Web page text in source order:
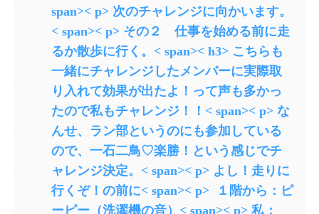
span>< p> 次のチャレンジに向かいます。
< span>< p> その２ 仕事を始める前に走
るか散歩に行く。< span>< h3> こちらも
一緒にチャレンジしたメンバーに実際取
り入れて効果が出たよ！って声も多かっ
たので私もチャレンジ！！< span>< p> な
んせ、ラン部というのにも参加している
ので、一石二鳥♡楽勝！という感じでチ
ャレンジ決定。< span>< p> よし！走りに
行くぞ！の前に< span>< p> １階から：ピ
ーピー（洗濯機の音）< span>< p> 私：